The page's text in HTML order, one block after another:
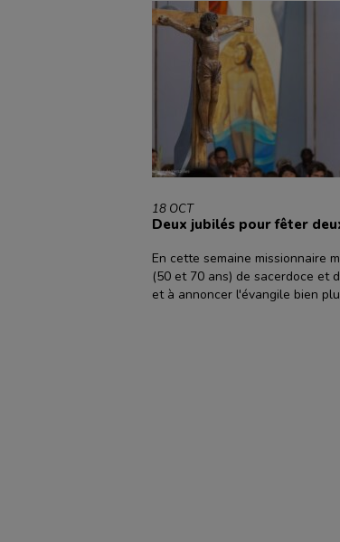
18 OCT
Deux jubilés pour fêter
En cette semaine missionnaire
(50 et 70 ans) de sacerdoce et
et à annoncer l'évangile bien